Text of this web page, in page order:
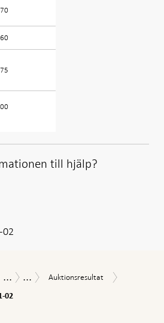
till hjälp?
02
Marknadsoperationer
...
Försäljning
... Auktionsresultat
Auktionsresultat
02